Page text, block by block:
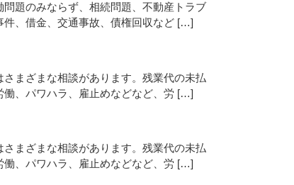
題のみならず、相続問題、不動産トラブ
件、借金、交通事故、債権回収など […]
まざまな相談があります。残業代の未払
働、パワハラ、雇止めなどなど、労 […]
まざまな相談があります。残業代の未払
働、パワハラ、雇止めなどなど、労 […]